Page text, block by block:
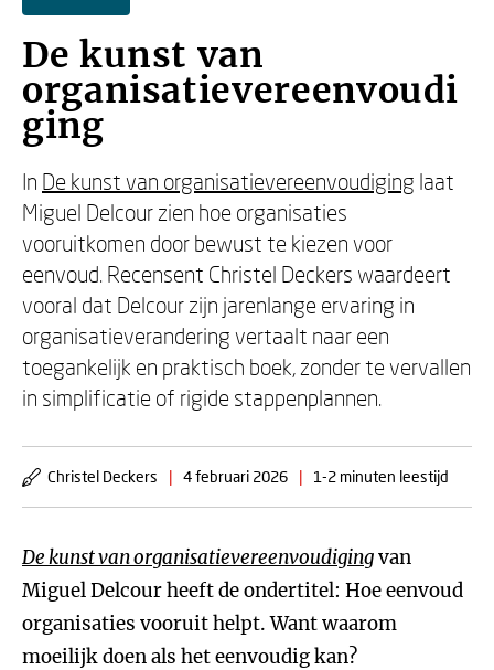
De kunst van
organisatievereenvoudi
ging
In De kunst van organisatievereenvoudiging laat
Miguel Delcour zien hoe organisaties
vooruitkomen door bewust te kiezen voor
eenvoud. Recensent Christel Deckers waardeert
vooral dat Delcour zijn jarenlange ervaring in
organisatieverandering vertaalt naar een
toegankelijk en praktisch boek, zonder te vervallen
in simplificatie of rigide stappenplannen.
Christel Deckers | 4 februari 2026 | 1-2 minuten leestijd
De kunst van organisatievereenvoudigingvan
Miguel Delcour heeft de ondertitel: Hoe eenvoud
organisaties vooruit helpt. Want waarom
moeilijk doen als het eenvoudig kan?